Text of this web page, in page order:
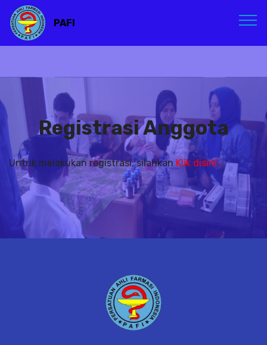
PAFI
Registrasi Anggota
Untuk melakukan registrasi, silahkan Klik disini